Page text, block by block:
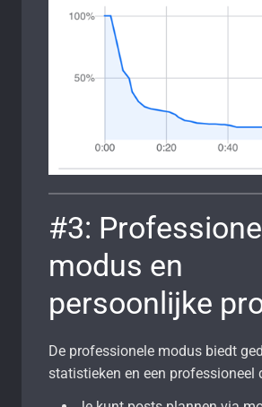
#3:
modus en
persoonlijke
De professionele modus biedt
statistieken en een professioneel